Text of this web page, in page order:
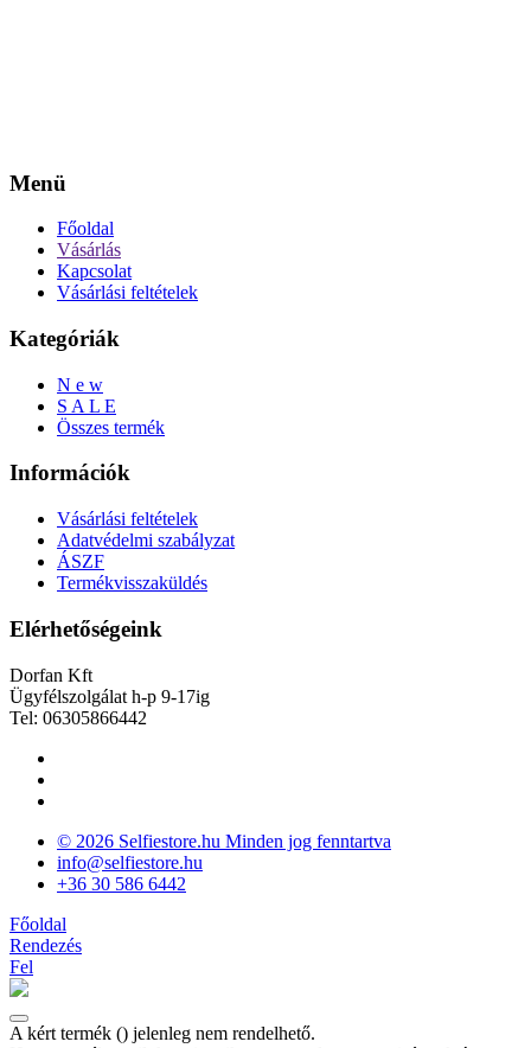
Menü
Főoldal
Vásárlás
Kapcsolat
Vásárlási feltételek
Kategóriák
N e w
S A L E
Összes termék
Információk
Vásárlási feltételek
Adatvédelmi szabályzat
ÁSZF
Termékvisszaküldés
Elérhetőségeink
Dorfan Kft
Ügyfélszolgálat h-p 9-17ig
Tel: 06305866442
© 2026 Selfiestore.hu Minden jog fenntartva
info@selfiestore.hu
+36 30 586 6442
Főoldal
Rendezés
Fel
A kért termék () jelenleg nem rendelhető.